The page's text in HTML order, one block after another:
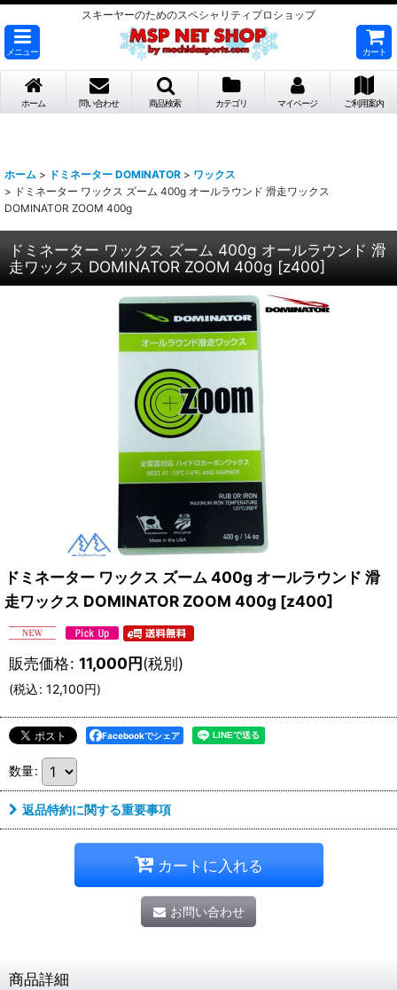
スキーヤーのためのスペシャリティプロショップ
メニュー カート
ホーム 問い合わせ 商品検索 カテゴリ マイページ ご利用案内
ホーム > ドミネーター DOMINATOR > ワックス
> ドミネーター ワックス ズーム 400g オールラウンド 滑走ワックス
DOMINATOR ZOOM 400g
ドミネーター ワックス ズーム 400g オールラウンド 滑
走ワックス DOMINATOR ZOOM 400g [z400]
ドミネーター ワックス ズーム 400g オールラウンド 滑
走ワックス DOMINATOR ZOOM 400g [z400]
販売価格: 11,000円(税別)
(税込: 12,100円)
Facebookでシェア
数量:
返品特約に関する重要事項
カートに入れる
お問い合わせ
商品詳細